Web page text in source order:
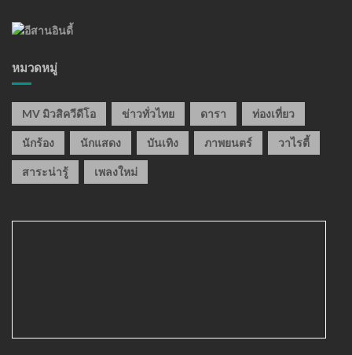
หมวดหมู่
MV มิวสิควีดีโอ ข่าวทั่วไทย ดารา ท่องเที่ยว
นักร้อง นักแสดง บันเทิง ภาพยนตร์ วาไรตี้
สาระน่ารู้ เพลงใหม่